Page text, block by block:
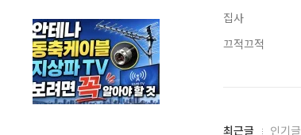
집사
끄적끄적
최
최근글 인기글